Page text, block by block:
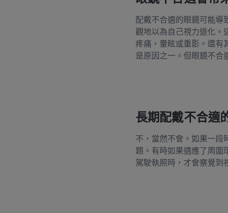
配戴不合適的眼鏡可能導
觀地以為自己視力退化。
疼痛，暈眩或重影。還有
是原因之一。但眼鏡不合
長期配戴不合適
不，當然不會。如果一段
題。有時如果適應了周圍
駕駛執照時，才會察覺到